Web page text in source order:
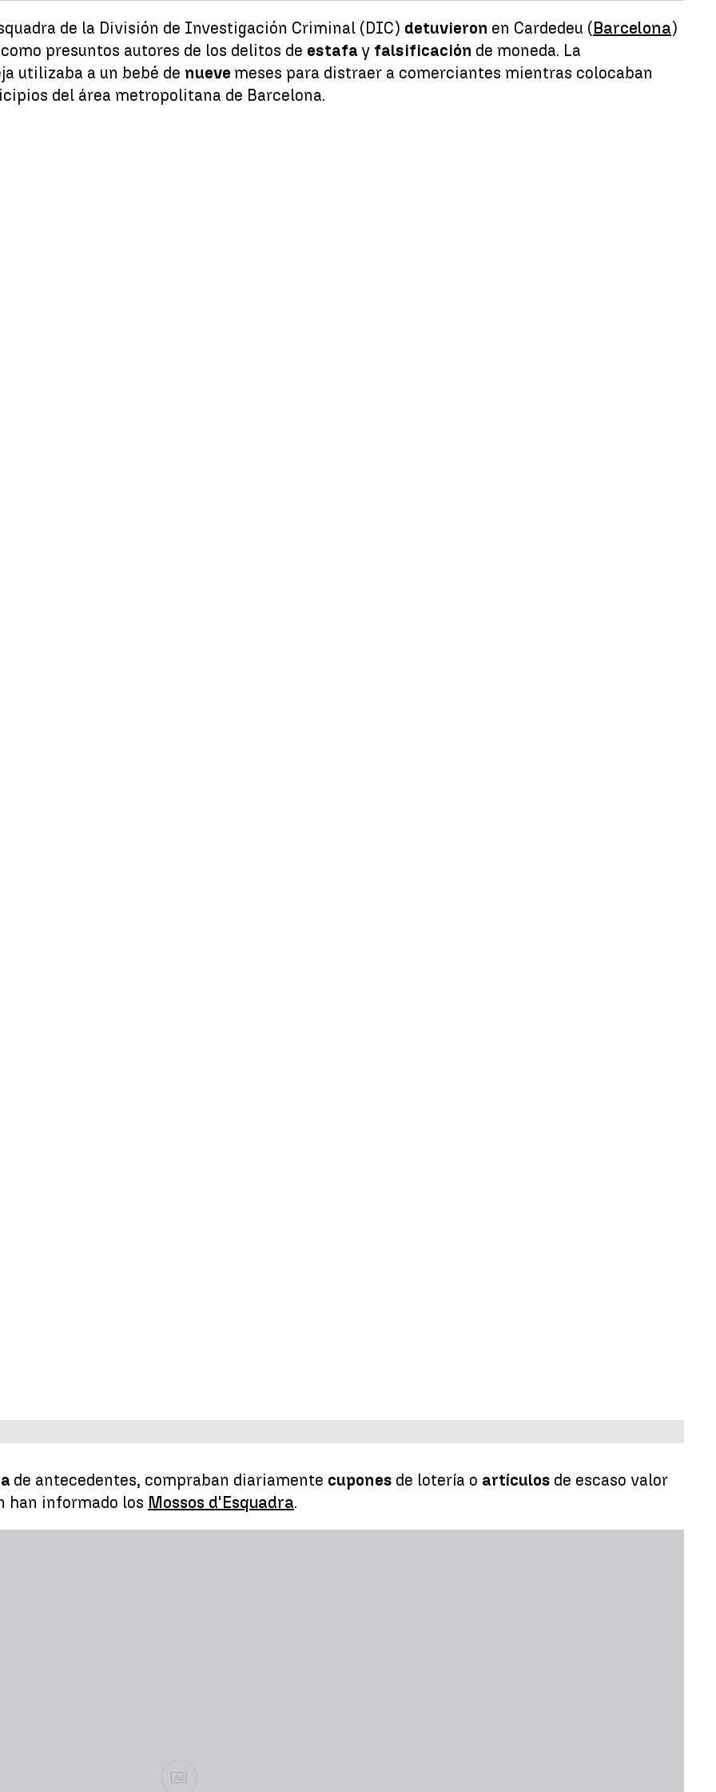
de la División de Investigación Criminal (DIC) detuvieron en Cardedeu (Barcelona)
como presuntos autores de los delitos de estafa y falsificación de moneda. La
utilizaba a un bebé de nueve meses para distraer a comerciantes mientras colocaban
del área metropolitana de Barcelona.
de antecedentes, compraban diariamente cupones de lotería o artículos de escaso valor
han informado los Mossos d'Esquadra.
Ad